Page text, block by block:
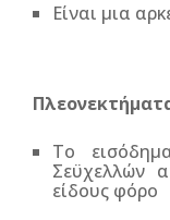
Είναι μια
Το
Σεϋχελλών
είδους φόρο